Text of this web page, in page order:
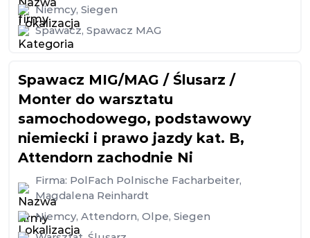
Niemcy, Siegen
Spawacz, Spawacz MAG
Spawacz MIG/MAG / Ślusarz /
Monter do warsztatu
samochodowego, podstawowy
niemiecki i prawo jazdy kat. B,
Attendorn zachodnie Ni
Firma: PolFach Polnische Facharbeiter,
Magdalena Reinhardt
Niemcy, Attendorn, Olpe, Siegen